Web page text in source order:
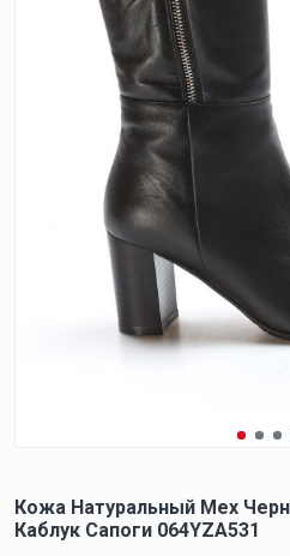
Кожа Натуральный Мех
Каблук Сапоги 064YZA531